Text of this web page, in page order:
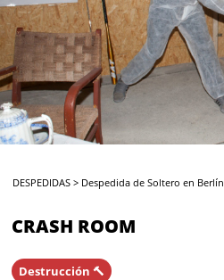
DESPEDIDAS > Despedida de Soltero en Berlín
CRASH ROOM
Destrucción 🔨